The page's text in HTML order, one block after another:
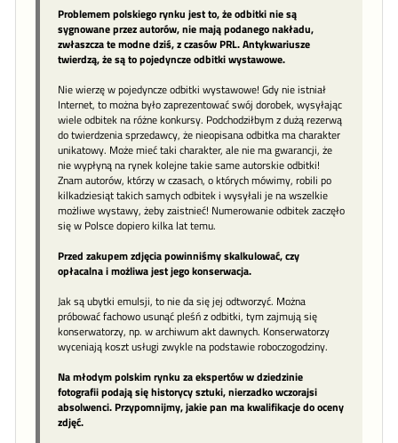
Problemem polskiego rynku jest to, że odbitki nie są
sygnowane przez autorów, nie mają podanego nakładu,
zwłaszcza te modne dziś, z czasów PRL. Antykwariusze
twierdzą, że są to pojedyncze odbitki wystawowe.
Nie wierzę w pojedyncze odbitki wystawowe! Gdy nie istniał
Internet, to można było zaprezentować swój dorobek, wysyłając
wiele odbitek na różne konkursy. Podchodziłbym z dużą rezerwą
do twierdzenia sprzedawcy, że nieopisana odbitka ma charakter
unikatowy. Może mieć taki charakter, ale nie ma gwarancji, że
nie wypłyną na rynek kolejne takie same autorskie odbitki!
Znam autorów, którzy w czasach, o których mówimy, robili po
kilkadziesiąt takich samych odbitek i wysyłali je na wszelkie
możliwe wystawy, żeby zaistnieć! Numerowanie odbitek zaczęło
się w Polsce dopiero kilka lat temu.
Przed zakupem zdjęcia powinniśmy skalkulować, czy
opłacalna i możliwa jest jego konserwacja.
Jak są ubytki emulsji, to nie da się jej odtworzyć. Można
próbować fachowo usunąć pleśń z odbitki, tym zajmują się
konserwatorzy, np. w archiwum akt dawnych. Konserwatorzy
wyceniają koszt usługi zwykle na podstawie roboczogodziny.
Na młodym polskim rynku za ekspertów w dziedzinie
fotografii podają się historycy sztuki, nierzadko wczorajsi
absolwenci. Przypomnijmy, jakie pan ma kwalifikacje do oceny
zdjęć.